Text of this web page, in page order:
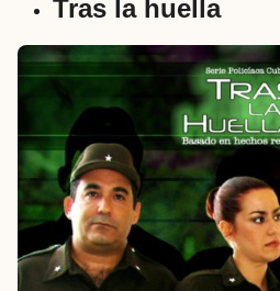
Tras la huella